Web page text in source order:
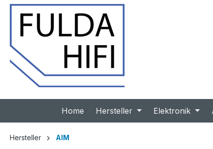
Home Hersteller Elektronik
Hersteller AIM